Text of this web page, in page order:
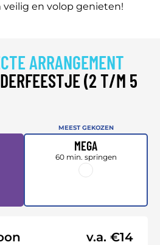
en volop genieten!
ARRANGEMENT
(2 T/M 5
MEEST GEKOZEN
MEGA
60 min. springen
v.a. €14